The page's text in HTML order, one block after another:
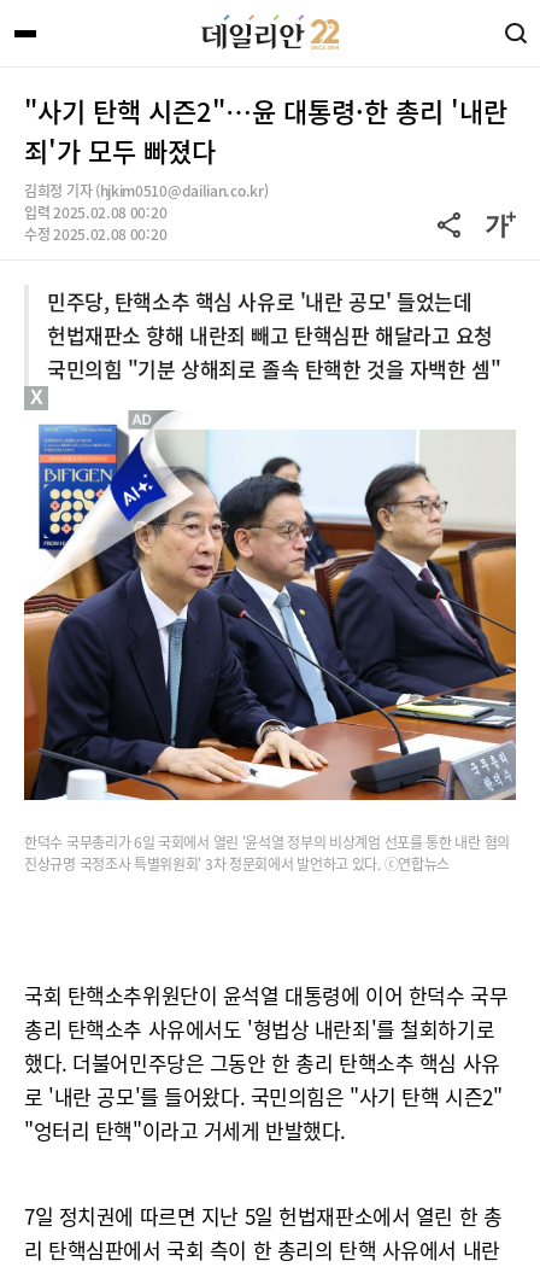
"사기 탄핵 시즌2"…윤 대통령·한 총리 '내란
죄'가 모두 빠졌다
김희정 기자 (hjkim0510@dailian.co.kr)
입력 2025.02.08 00:20
수정 2025.02.08 00:20
민주당, 탄핵소추 핵심 사유로 '내란 공모' 들었는데
헌법재판소 향해 내란죄 빼고 탄핵심판 해달라고 요청
국민의힘 "기분 상해죄로 졸속 탄핵한 것을 자백한 셈"
한덕수 국무총리가 6일 국회에서 열린 '윤석열 정부의 비상계엄 선포를 통한 내란 혐의
진상규명 국정조사 특별위원회' 3차 청문회에서 발언하고 있다. ⓒ연합뉴스
국회 탄핵소추위원단이 윤석열 대통령에 이어 한덕수 국무
총리 탄핵소추 사유에서도 '형법상 내란죄'를 철회하기로
했다. 더불어민주당은 그동안 한 총리 탄핵소추 핵심 사유
로 '내란 공모'를 들어왔다. 국민의힘은 "사기 탄핵 시즌2"
"엉터리 탄핵"이라고 거세게 반발했다.
7일 정치권에 따르면 지난 5일 헌법재판소에서 열린 한 총
리 탄핵심판에서 국회 측이 한 총리의 탄핵 사유에서 내란
X